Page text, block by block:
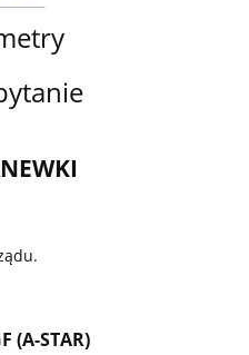
(A-STAR)